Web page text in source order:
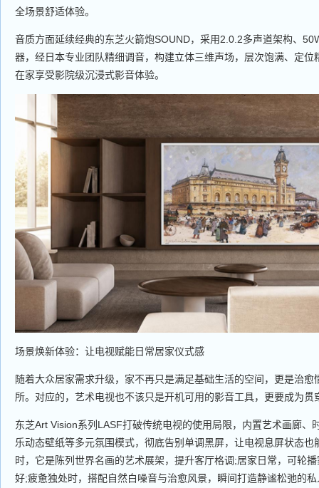
全场景舒适体验。
音质方面延续经典的东芝火箭炮SOUND，采用2.0.2多声道架构、
器，经日本专业团队精细调音，构建立体三维声场，层次饱满、定位
在家享受影院级沉浸式影音体验。
场景焕新体验：让电视赋能日常居家仪式感
随着大众居家需求升级，家不再只是满足基础生活的空间，更是治愈
所。对应的，艺术电视也不该只是开机可用的影音工具，更要成为贯
东芝Art Vision系列LASF打破传统电视的使用局限，内置艺术画廊、
乐动态壁纸等多元氛围模式，彻底告别单调黑屏，让电视息屏状态也
时，它是陈列世界名画的艺术展架，提升客厅格调;居家日常，可轮
好;疲惫独处时，搭配自然白噪音与治愈风景，瞬间打造静谧松弛的